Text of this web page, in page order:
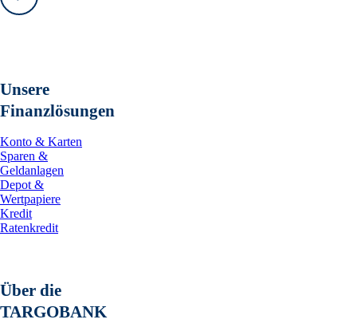
Vorwärts
Unsere
Finanzlösungen
Konto & Karten
Sparen &
Geldanlagen
Depot &
Wertpapiere
Kredit
Ratenkredit
Über die
TARGOBANK